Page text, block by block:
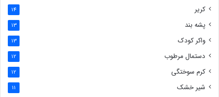
کریر 14
پشه بند 13
واکر کودک 13
دستمال مرطوب 12
کرم سوختگی 12
شیر خشک 11